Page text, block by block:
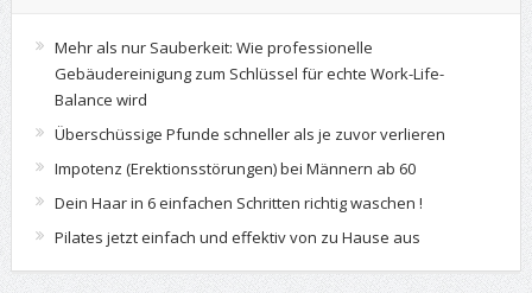
Mehr als nur Sauberkeit: Wie professionelle
Gebäudereinigung zum Schlüssel für echte Work-Life-
Balance wird
Überschüssige Pfunde schneller als je zuvor verlieren
Impotenz (Erektionsstörungen) bei Männern ab 60
Dein Haar in 6 einfachen Schritten richtig waschen !
Pilates jetzt einfach und effektiv von zu Hause aus